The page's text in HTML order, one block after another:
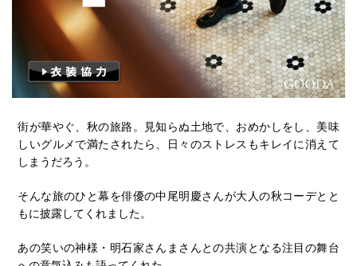
街が華やぐ、秋の旅路。見知らぬ土地で、おめかしをし、美味
しいグルメで満たされたら、日々のストレスもキレイに消えて
しまうだろう。
そんな旅のひと幕を俳優の中尾明慶さんが大人の秋コーデとと
もに披露してくれました。
あの笑いの神様・明石家さんまさんとの共演となる注目の舞台